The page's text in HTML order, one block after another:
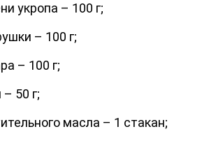
укропа – 100 г;
– 100 г;
– 100 г;
50 г;
масла – 1 стакан;